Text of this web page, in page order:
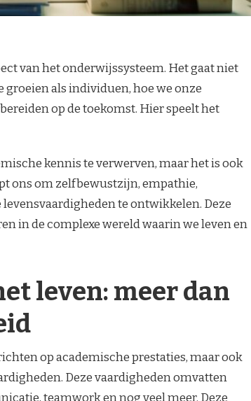
van het onderwijssysteem. Het gaat niet
groeien als individuen, hoe we onze
op de toekomst. Hier speelt het
kennis te verwerven, maar het is ook
ons om zelfbewustzijn, empathie,
te ontwikkelen. Deze
in de complexe wereld waarin we leven en
leven: meer dan
op academische prestaties, maar ook
Deze vaardigheden omvatten
teamwork en nog veel meer. Deze